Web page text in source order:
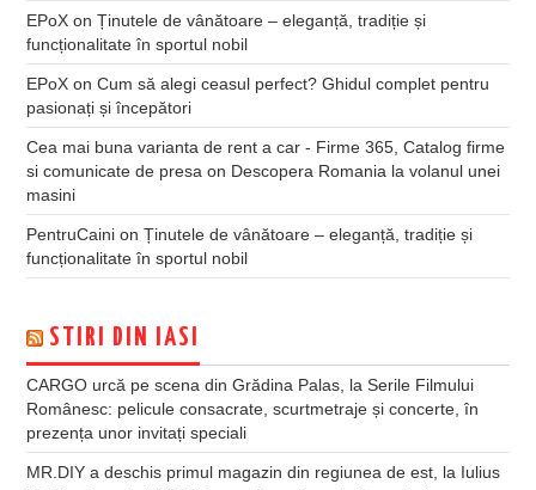
EPoX onȚinutele de vânătoare – eleganță, tradiție și
funcționalitate în sportul nobil
EPoX onCum să alegi ceasul perfect? Ghidul complet pentru
pasionați și începători
Cea mai buna varianta de rent a car - Firme 365, Catalog firme
si comunicate de presa on Descopera Romania la volanul unei
masini
PentruCaini onȚinutele de vânătoare – eleganță, tradiție și
funcționalitate în sportul nobil
STIRI DIN IASI
CARGO urcă pe scena din Grădina Palas, la Serile Filmului
Românesc: pelicule consacrate, scurtmetraje și concerte, în
prezența unor invitați speciali
MR.DIY a deschis primul magazin din regiunea de est, la Iulius